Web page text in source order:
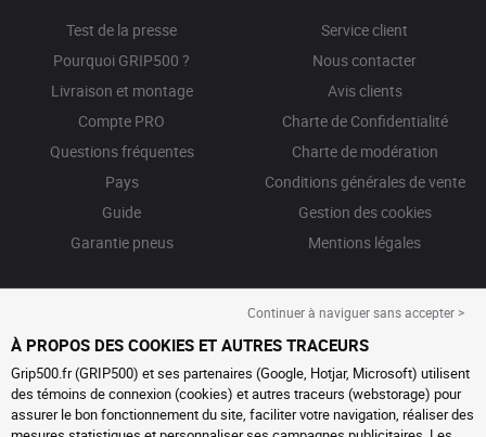
Test de la presse
Pourquoi GRIP500 ?
Livraison et montage
Compte PRO
Questions fréquentes
Pays
Guide
Garantie pneus
Service client
Nous contacter
Avis clients
Charte de Confidentialité
Charte de modération
Conditions générales de vente
Gestion des cookies
Mentions légales
Continuer à naviguer sans accepter >
À PROPOS DES COOKIES ET AUTRES TRACEURS
Grip500.fr (GRIP500) et ses partenaires (Google, Hotjar, Microsoft) utilisent
des témoins de connexion (cookies) et autres traceurs (webstorage) pour
assurer le bon fonctionnement du site, faciliter votre navigation, réaliser des